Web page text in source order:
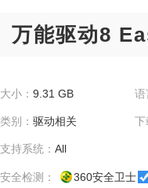
万能驱动8
大小： 9.31 GB 语
类别： 驱动相关 下
支持系统： All
安全检测： 360安全卫士